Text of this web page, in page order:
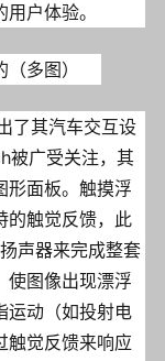
户体验。
了其汽车交互设
被广受关注，其
形面板。触摸浮
的触觉反馈，此
声器来完成整套
使图像出现漂浮
运动（如投射电
触觉反馈来响应